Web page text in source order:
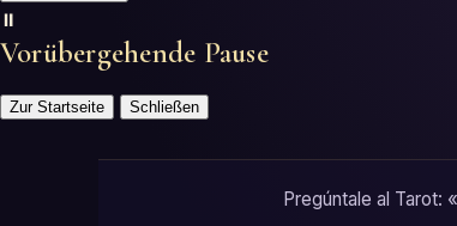
⏸️
Vorübergehende Pause
Zur Startseite Schließen
Pregúntale al Tarot: